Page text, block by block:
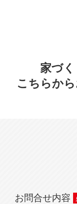
家づ
こちらか
お問合せ内容